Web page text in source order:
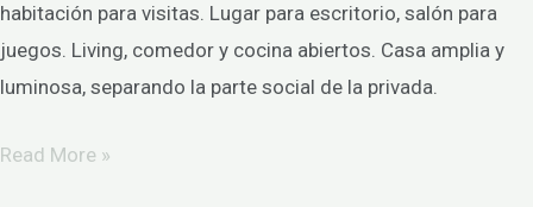
habitación para visitas. Lugar para escritorio, salón para
juegos. Living, comedor y cocina abiertos. Casa amplia y
luminosa, separando la parte social de la privada.
Read More »